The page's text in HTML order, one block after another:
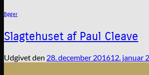
Bøger
Slagtehuset af Paul Cleave
Udgivet den 28. december 201612. januar